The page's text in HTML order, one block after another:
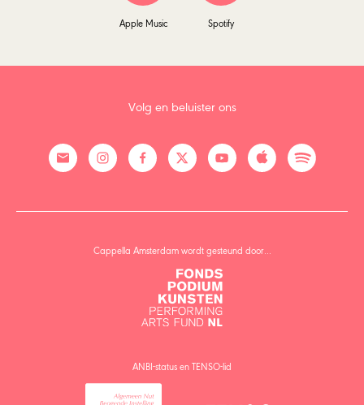
Apple Music Spotify
Volg en beluister ons
Cappella Amsterdam wordt gesteund door…
ANBI-status en TENSO-lid